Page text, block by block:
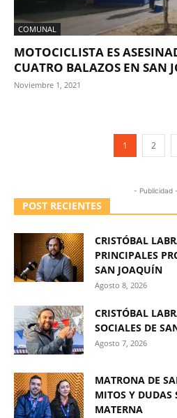
COMUNAL
MOTOCICLISTA ES
CUATRO BALAZOS EN SAN
Noviembre 1, 2021
1 2
- Publicidad -
POST RECIENTES
CRISTÓBAL
PRINCIPALES
SAN JOAQUÍN
Agosto 8, 2026
CRISTÓBAL
SOCIALES DE
Agosto 7, 2026
MATRONA DE
MITOS Y DUDAS
MATERNA